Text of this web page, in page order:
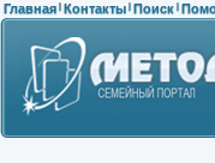
Главная | Контакты | Поиск |